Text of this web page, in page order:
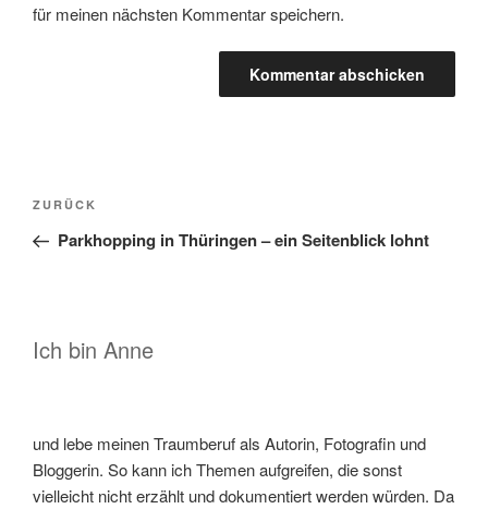
für meinen nächsten Kommentar speichern.
Beitragsnavigation
Vorheriger
Beitrag
ZURÜCK
Parkhopping in Thüringen – ein Seitenblick lohnt
Ich bin Anne
und lebe meinen Traumberuf als Autorin, Fotografin und
Bloggerin. So kann ich Themen aufgreifen, die sonst
vielleicht nicht erzählt und dokumentiert werden würden. Da